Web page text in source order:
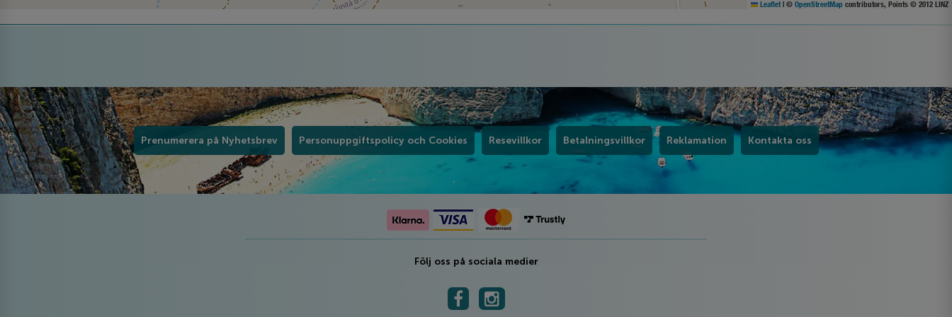
Leaflet | © OpenStreetMap contributors, Points © 2012 LINZ
Prenumerera på Nyhetsbrev Personuppgiftspolicy och Cookies Resevillkor Betalningsvillkor Reklamation Kontakta oss
Följ oss på sociala medier